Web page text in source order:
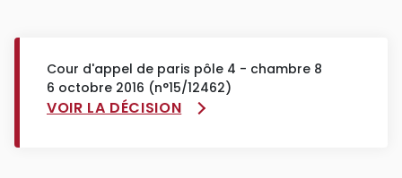
Cour d'appel de paris pôle 4 - chambre 8
6 octobre 2016 (n°15/12462)
VOIR LA DÉCISION